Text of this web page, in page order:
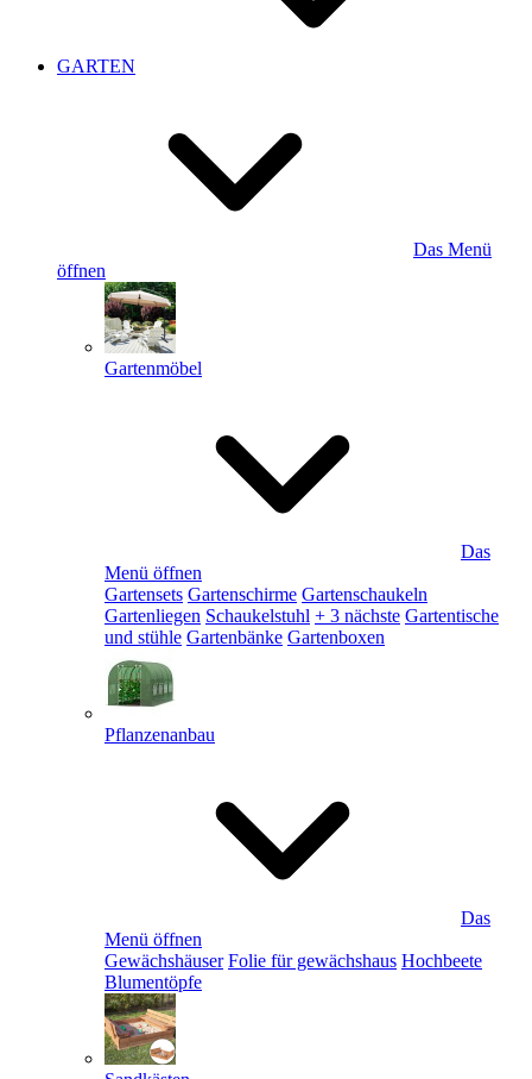
GARTEN
Das Menü
öffnen
Gartenmöbel
Das
Menü öffnen
Gartensets Gartenschirme Gartenschaukeln
Gartenliegen Schaukelstuhl + 3 nächste Gartentische
und stühle Gartenbänke Gartenboxen
Pflanzenanbau
Das
Menü öffnen
Gewächshäuser Folie für gewächshaus Hochbeete
Blumentöpfe